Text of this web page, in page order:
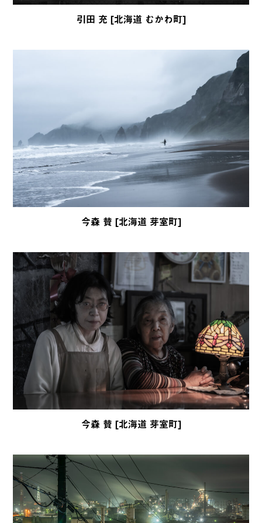
引田 充 [北海道 むかわ町]
今森 賛 [北海道 芽室町]
今森 賛 [北海道 芽室町]